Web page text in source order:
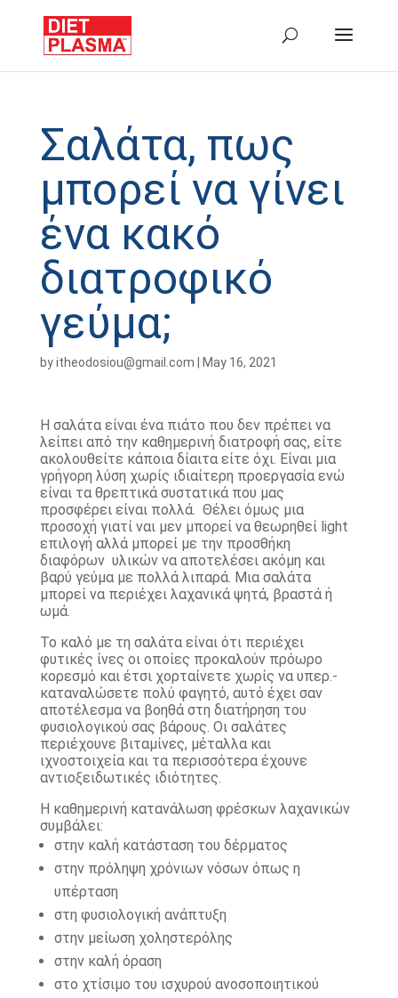
Σαλάτα, πως
μπορεί να γίνει
ένα κακό
διατροφικό
γεύμα;
byitheodosiou@gmail.com May 16, 2021
Η σαλάτα είναι ένα πιάτο που δεν πρέπει να
λείπει από την καθημερινή διατροφή σας, είτε
ακολουθείτε κάποια δίαιτα είτε όχι. Είναι μια
γρήγορη λύση χωρίς ιδιαίτερη προεργασία ενώ
είναι τα θρεπτικά συστατικά που μας
προσφέρει είναι πολλά. Θέλει όμως μια
προσοχή γιατί ναι μεν μπορεί να θεωρηθεί light
επιλογή αλλά μπορεί με την προσθήκη
διαφόρων υλικών να αποτελέσει ακόμη και
βαρύ γεύμα με πολλά λιπαρά. Μια σαλάτα
μπορεί να περιέχει λαχανικά ψητά, βραστά ή
ωμά.
Το καλό με τη σαλάτα είναι ότι περιέχει
φυτικές ίνες οι οποίες προκαλούν πρόωρο
κορεσμό και έτσι χορταίνετε χωρίς να υπερ.-
καταναλώσετε πολύ φαγητό, αυτό έχει σαν
αποτέλεσμα να βοηθά στη διατήρηση του
φυσιολογικού σας βάρους. Οι σαλάτες
περιέχουνε βιταμίνες, μέταλλα και
ιχνοστοιχεία και τα περισσότερα έχουνε
αντιοξειδωτικές ιδιότητες.
Η καθημερινή κατανάλωση φρέσκων λαχανικών
συμβάλει:
στην καλή κατάσταση του δέρματος
στην πρόληψη χρόνιων νόσων όπως η
υπέρταση
στη φυσιολογική ανάπτυξη
στην μείωση χοληστερόλης
στην καλή όραση
στο χτίσιμο του ισχυρού ανοσοποιητικού